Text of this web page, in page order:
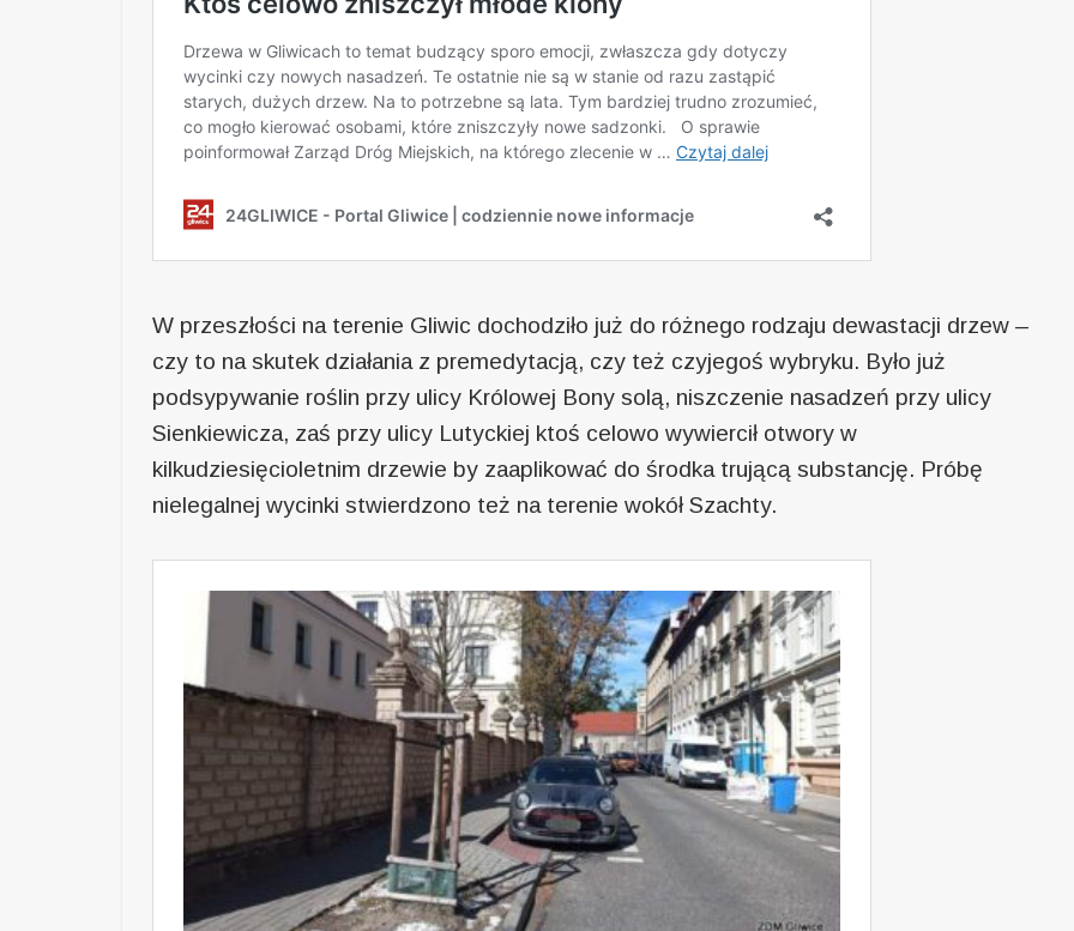
W przeszłości na terenie Gliwic dochodziło już do różnego rodzaju dewastacji drzew –
czy to na skutek działania z premedytacją, czy też czyjegoś wybryku. Było już
podsypywanie roślin przy ulicy Królowej Bony solą, niszczenie nasadzeń przy ulicy
Sienkiewicza, zaś przy ulicy Lutyckiej ktoś celowo wywiercił otwory w
kilkudziesięcioletnim drzewie by zaaplikować do środka trującą substancję. Próbę
nielegalnej wycinki stwierdzono też na terenie wokół Szachty.